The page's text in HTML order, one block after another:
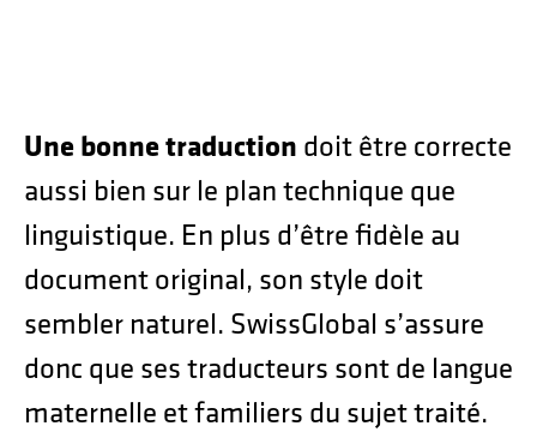
Une bonne traduction doit être correcte
aussi bien sur le plan technique que
linguistique. En plus d’être fidèle au
document original, son style doit
sembler naturel. SwissGlobal s’assure
donc que ses traducteurs sont de langue
maternelle et familiers du sujet traité.